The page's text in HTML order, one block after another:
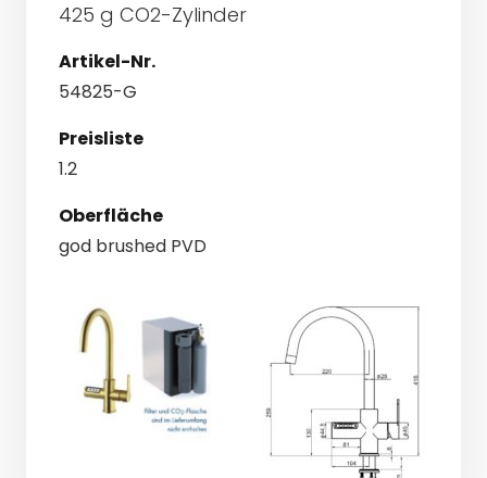
425 g CO2-Zylinder
Artikel-Nr.
54825-G
Preisliste
1.2
Oberfläche
god brushed PVD